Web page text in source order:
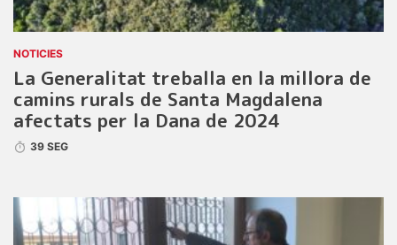
NOTICIES
La Generalitat treballa en la millora de
camins rurals de Santa Magdalena
afectats per la Dana de 2024
39 SEG